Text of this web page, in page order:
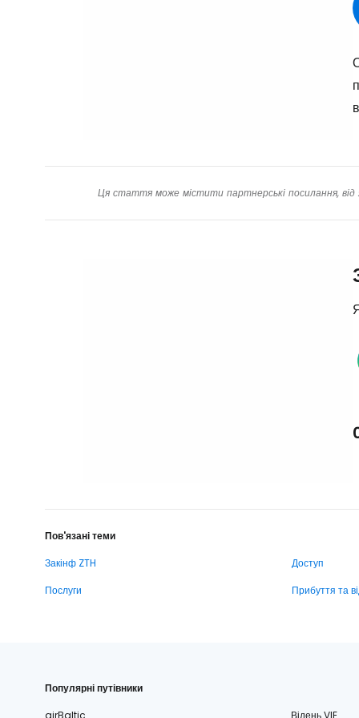
Ця стаття може містити партнерські посилання,
Пов'язані теми
Закінф ZTH
Доступ
Послуги
Прибуття та
Популярні путівники
airBaltic
Відень VIE